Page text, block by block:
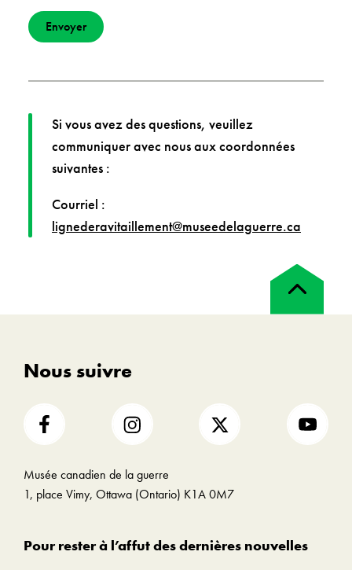
Si vous avez des questions, veuillez
communiquer avec nous aux coordonnées
suivantes :
Courriel :
lignederavitaillement@museedelaguerre.ca
Retour
en
Nous suivre
Musée canadien de la guerre
1, place Vimy, Ottawa (Ontario) K1A 0M7
Pour rester à l’affut des dernières nouvelles